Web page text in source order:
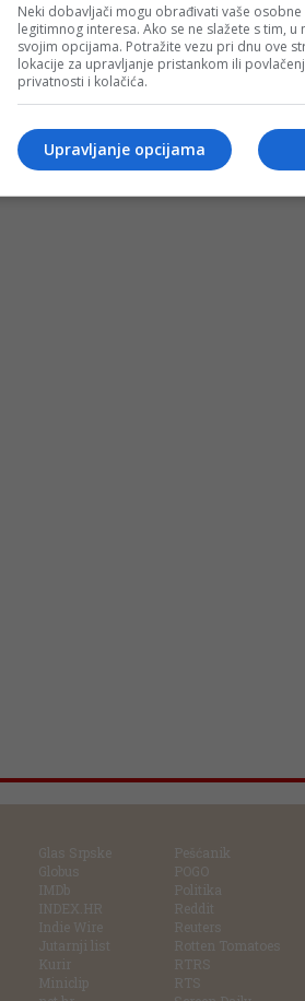
Glas Srpske
Globus
IMDb
INDEX.HR
Indie Wire
Jutarnji list
Kurir
Miniclip
Pešćanik
POGO
Politika
Reddit
Reuters
Rotten Tomatoes
RTRS
RTS
Neki dobavljači mogu obrađivati vaše
legitimnog interesa. Ako se ne slažete s tim,
svojim opcijama. Potražite vezu pri dnu ove
lokacije za upravljanje pristankom ili
privatnosti i kolačića.
Upravljanje opcijama